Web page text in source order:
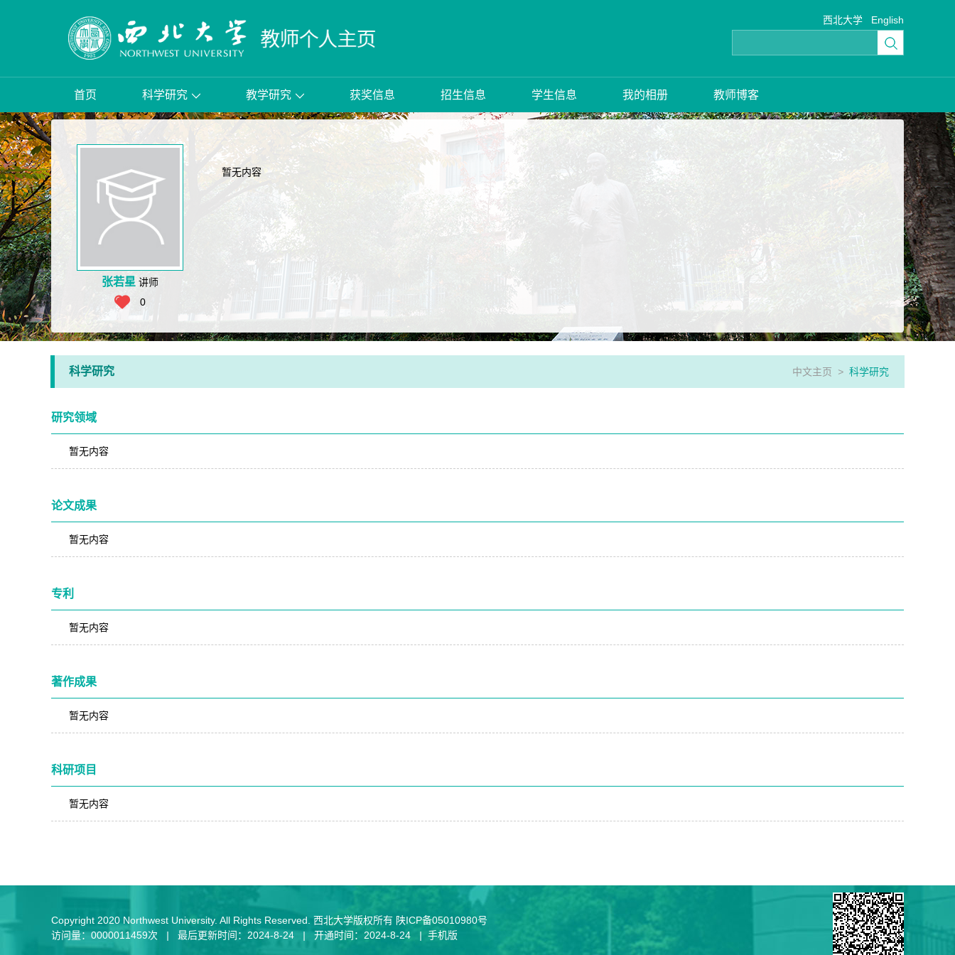
西北大学 English
首页 科学研究 教学研究 获奖信息 招生信息 学生信息 我的相册 教师博客
张若星 讲师
0
暂无内容
科学研究 中文主页 > 科学研究
研究领域
暂无内容
论文成果
暂无内容
专利
暂无内容
著作成果
暂无内容
科研项目
暂无内容
Copyright 2020 Northwest University. All Rights Reserved. 西北大学版权所有 陕ICP备05010980号
访问量：0000011459次 | 最后更新时间： 2024-8-24 | 开通时间： 2024-8-24 | 手机版